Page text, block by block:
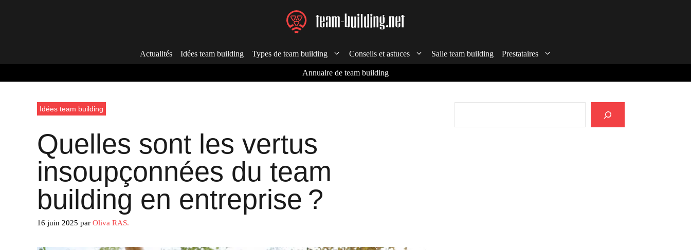
Actualités Idées team building Types de team building Conseils et astuces Salle team building Prestataires
Annuaire de team building
Idées team building
Quelles sont les vertus
insoupçonnées du team
building en entreprise ?
16 juin 2025 par Oliva RAS.